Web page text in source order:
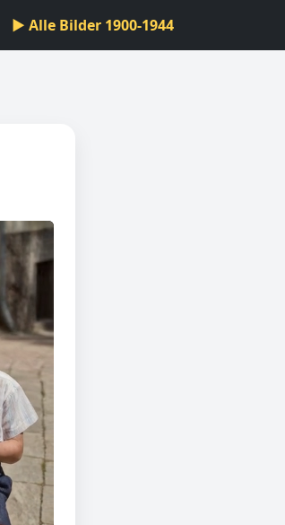
▶ Alle Bilder 1900-1944